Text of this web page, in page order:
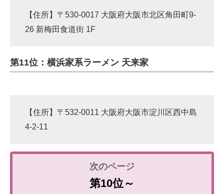
【住所】〒530-0017 大阪府大阪市北区角田町9-
26 新梅田食道街 1F
第11位：横浜家系ラーメン 天来家
【住所】〒532-0011 大阪府大阪市淀川区西中島
4-2-11
第10位～